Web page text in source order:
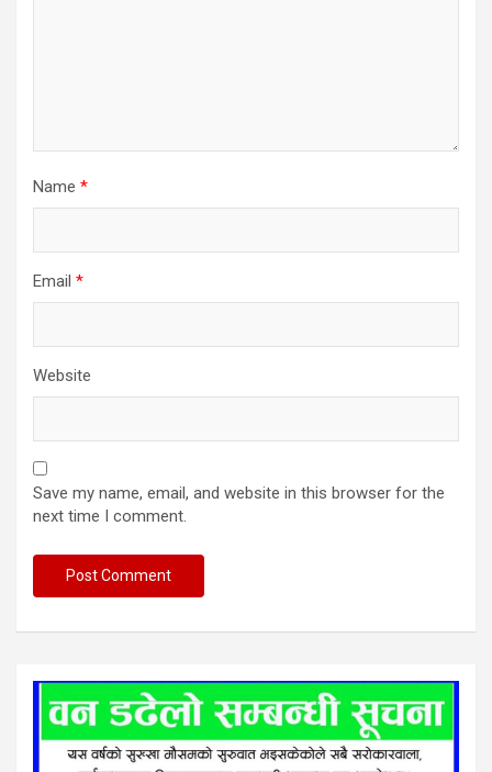
Name *
Email *
Website
Save my name, email, and website in this browser for the
next time I comment.